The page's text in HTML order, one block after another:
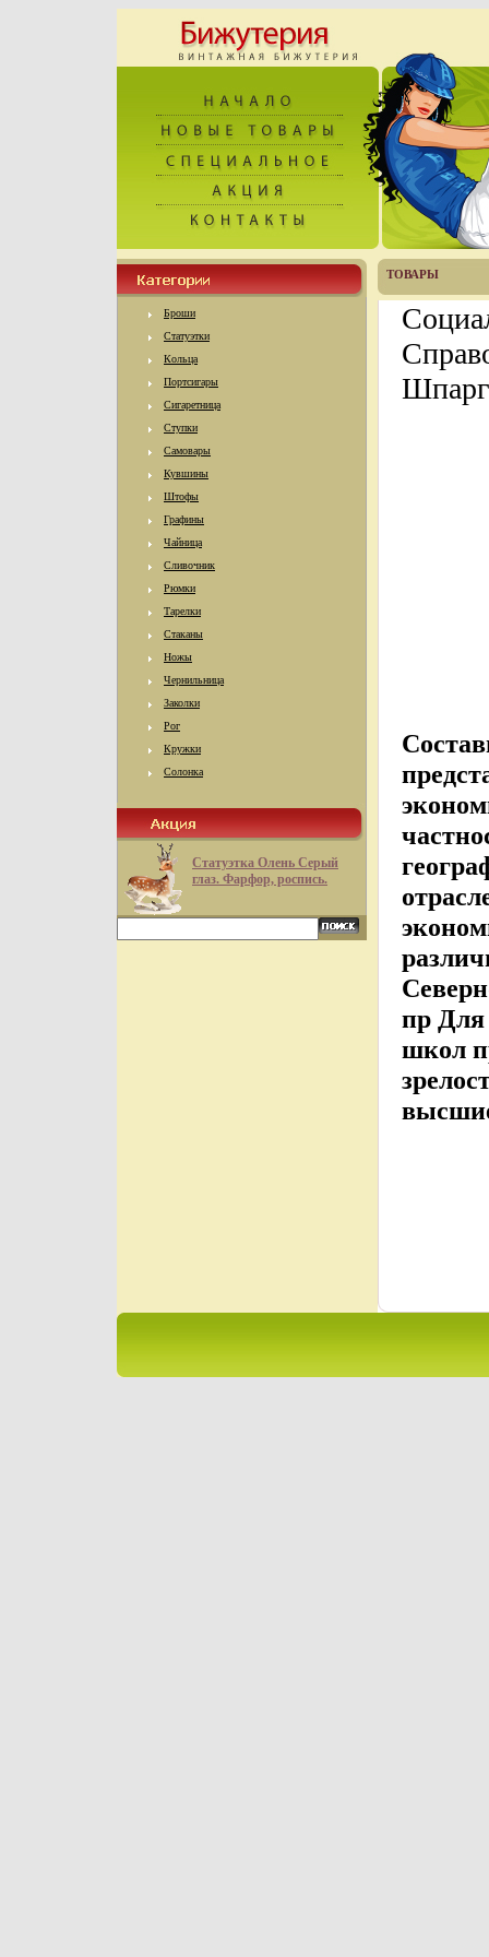
Броши
Статуэтки
Кольца
Портсигары
Сигаретница
Ступки
Самовары
Кувшины
Штофы
Графины
Чайница
Сливочник
Рюмки
Тарелки
Стаканы
Ножы
Чернильница
Заколки
Рог
Кружки
Солонка
Статуэтка Олень Серый
глаз. Фарфор, роспись.
ТОВАРЫ
пр Для
школ